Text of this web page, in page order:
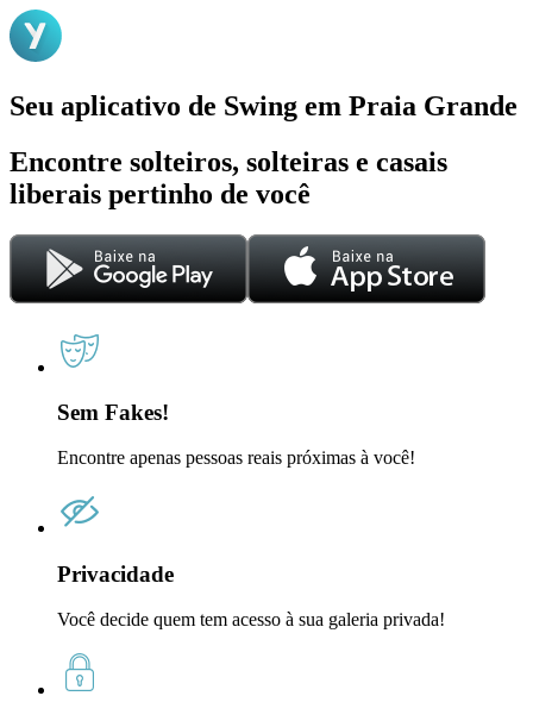
Seu aplicativo de Swing em Praia Grande
Encontre solteiros, solteiras e casais
liberais pertinho de você
Sem Fakes!
Encontre apenas pessoas reais próximas à você!
Privacidade
Você decide quem tem acesso à sua galeria privada!